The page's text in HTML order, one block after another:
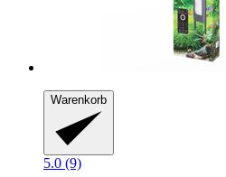
Warenkorb
5.0 (9)